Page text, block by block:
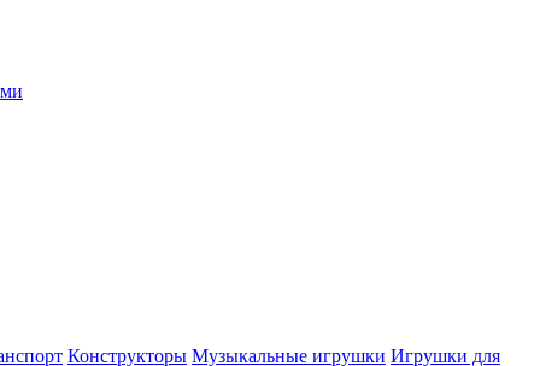
Конструкторы Музыкальные игрушки Игрушки для